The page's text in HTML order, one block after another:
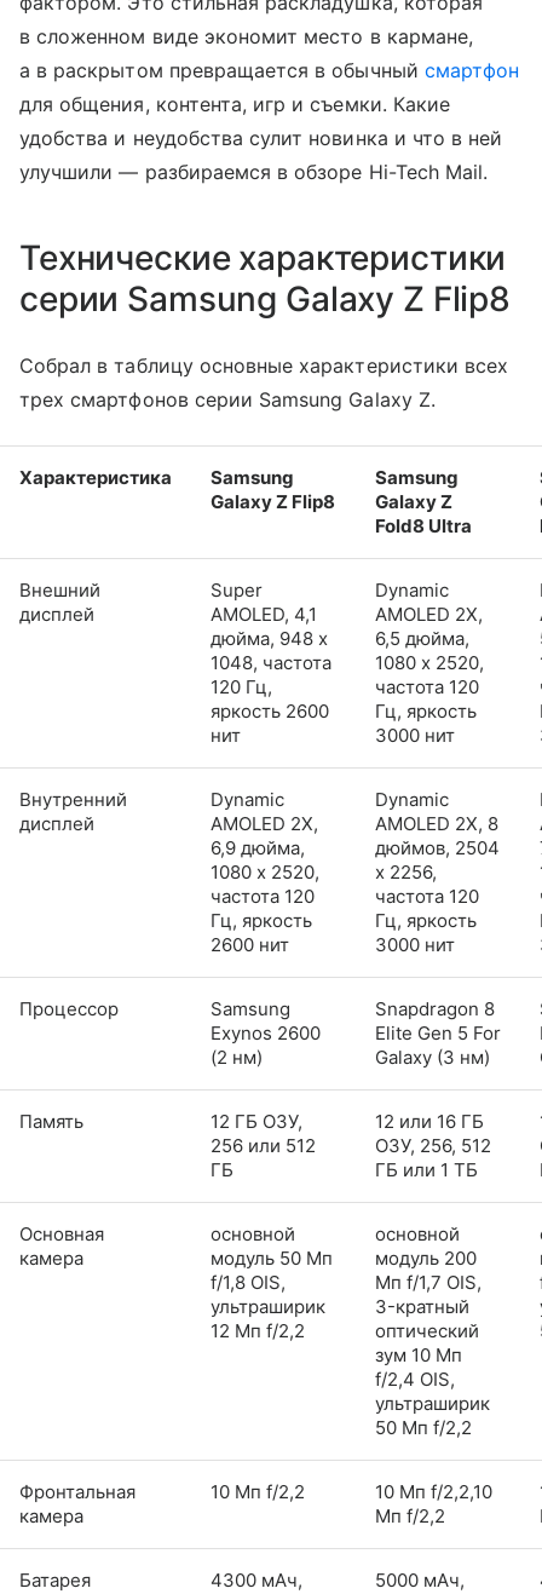
в сложенном виде экономит место в кармане,
а в раскрытом превращается в обычный смартфон
для общения, контента, игр и съемки. Какие
удобства и неудобства сулит новинка и что в ней
улучшили — разбираемся в обзоре Hi-Tech Mail.
Технические характеристики
серии Samsung Galaxy Z Flip8
Собрал в таблицу основные характеристики всех
трех смартфонов серии Samsung Galaxy Z.
Характеристика
Samsung
Galaxy Z Flip8
Samsung
Galaxy Z
Fold8 Ultra
Внешний
дисплей
Super
AMOLED, 4,1
дюйма, 948 x
1048, частота
120 Гц,
яркость 2600
нит
Dynamic
AMOLED 2X,
6,5 дюйма,
1080 x 2520,
частота 120
Гц, яркость
3000 нит
Внутренний
дисплей
Dynamic
AMOLED 2X,
6,9 дюйма,
1080 x 2520,
частота 120
Гц, яркость
2600 нит
Dynamic
AMOLED 2X, 8
дюймов, 2504
x 2256,
частота 120
Гц, яркость
3000 нит
Процессор
Samsung
Exynos 2600
(2 нм)
Snapdragon 8
Elite Gen 5 For
Galaxy (3 нм)
Память
12 ГБ ОЗУ,
256 или 512
ГБ
12 или 16 ГБ
ОЗУ, 256, 512
ГБ или 1 ТБ
Основная
камера
основной
модуль 50 Мп
f/1,8 OIS,
ультраширик
12 Мп f/2,2
основной
модуль 200
Мп f/1,7 OIS,
3-кратный
оптический
зум 10 Мп
f/2,4 OIS,
ультраширик
50 Мп f/2,2
Фронтальная
камера
10 Мп f/2,2
10 Мп f/2,2,10
Мп f/2,2
Батарея
4300 мАч,
5000 мАч,